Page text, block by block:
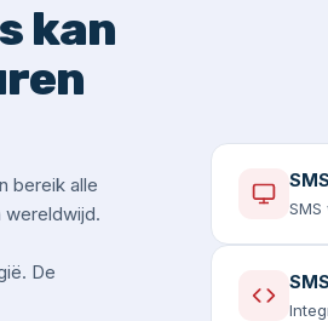
kan
bereik alle
wereldwijd.
De